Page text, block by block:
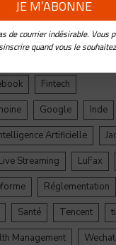
Banque BATX
credit crypto
Fintech
Google Inde
Artificielle
Streaming LuFax
Réglementation
Santé Tencent
Management
Wechat
de courrier indésirable. Vous
quand vous le